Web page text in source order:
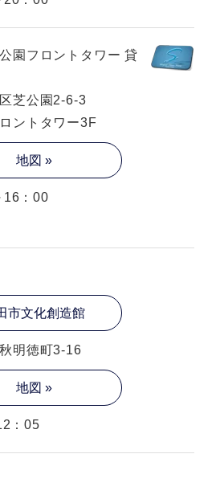
園フロントタワー 貸
芝公園2-6-3
ントタワー3F
地図 »
16：00
市文化創造館
明徳町3-16
地図 »
：05